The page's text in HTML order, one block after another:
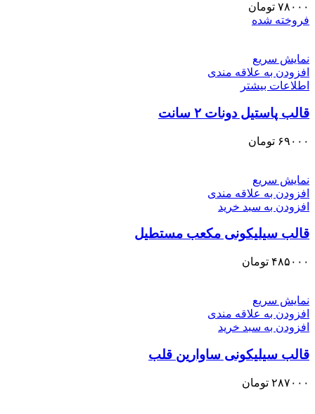
۷۸۰۰۰ تومان
فروخته شده
نمایش سریع
افزودن به علاقه مندی
اطلاعات بیشتر
قالب پاستیل دونات ۲ سانت
۶۹۰۰۰ تومان
نمایش سریع
افزودن به علاقه مندی
افزودن به سبد خرید
قالب سیلیکونی مکعب مستطیل
۴۸۵۰۰۰ تومان
نمایش سریع
افزودن به علاقه مندی
افزودن به سبد خرید
قالب سیلیکونی ساوارین قلب
۲۸۷۰۰۰ تومان